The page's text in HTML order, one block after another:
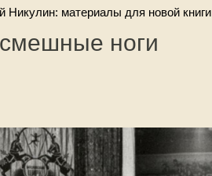
Никулин: материалы для новой книги
ноги